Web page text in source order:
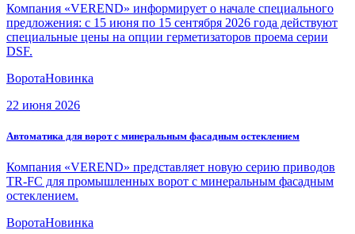
Компания «VEREND» информирует о начале специального
предложения: с 15 июня по 15 сентября 2026 года действуют
специальные цены на опции герметизаторов проема серии
DSF.
ВоротаНовинка
22 июня 2026
Автоматика для ворот с минеральным фасадным остеклением
Компания «VEREND» представляет новую серию приводов
TR-FC для промышленных ворот с минеральным фасадным
остеклением.
ВоротаНовинка